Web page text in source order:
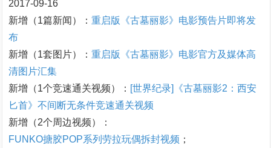
2017-09-16
新增（1篇新闻）： 重启版《古墓丽影》电影预告片即将发
布
新增（1套图片）： 重启版《古墓丽影》电影官方及媒体高
清图片汇集
新增（1个竞速通关视频）： [世界纪录]《古墓丽影2：西安
匕首》不间断无条件竞速通关视频
新增（2个周边视频）：
FUNKO搪胶POP系列劳拉玩偶拆封视频 ；